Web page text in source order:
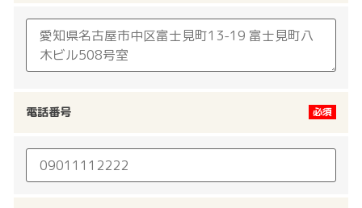
電話番号